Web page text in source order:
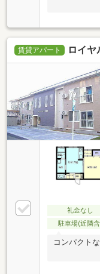
賃貸アパート ロイ
礼金なし
駐車場(近隣
コンパクト